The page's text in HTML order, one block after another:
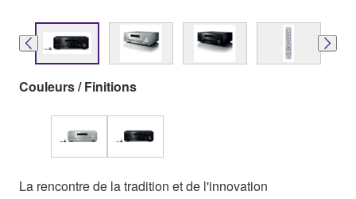
Couleurs / Finitions
La rencontre de la tradition et de l'innovation